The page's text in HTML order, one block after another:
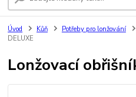
Úvod Kůň Potřeby pro lonžování
DELUXE
Lonžovací